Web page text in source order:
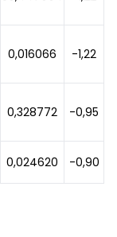
0,016066 -1,22
0,328772 -0,95
0,024620 -0,90